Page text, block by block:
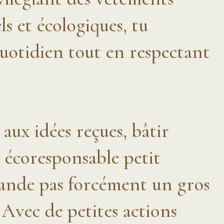
et écologiques, tu
tout en respectant
idées reçues, bâtir
petit
pas forcément un gros
de petites actions